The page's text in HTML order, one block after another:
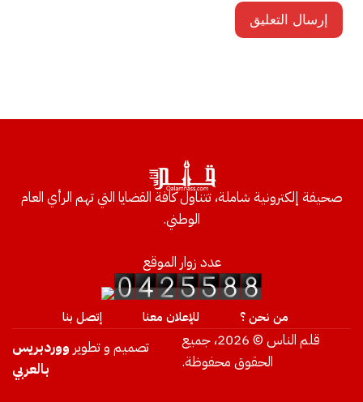
صحيفة إلكترونية شاملة، تتناول كافة القضايا التي تهم الرأي العام
الوطني.
عدد زوار الموقع
من نحن ؟ للإعلان معنا إتصل بنا
قلم الناس © 2026، جميع
الحقوق محفوظة.
تصميم و تطوير ووردبريس
بالعربي